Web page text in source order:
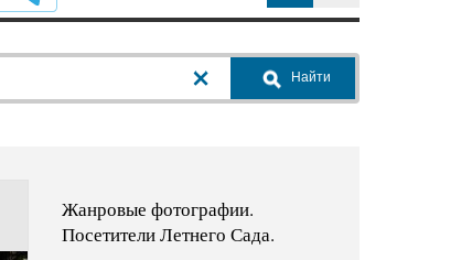
Найти
Жанровые фотографии.
Посетители Летнего Сада.